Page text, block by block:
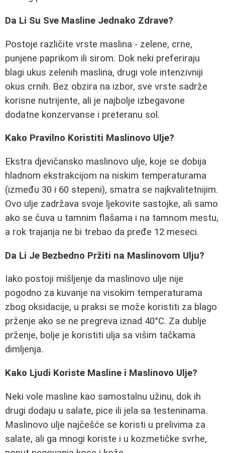
Da Li Su Sve Masline Jednako Zdrave?
Postoje različite vrste maslina - zelene, crne,
punjene paprikom ili sirom. Dok neki preferiraju
blagi ukus zelenih maslina, drugi vole intenzivniji
okus crnih. Bez obzira na izbor, sve vrste sadrže
korisne nutrijente, ali je najbolje izbegavone
dodatne konzervanse i preteranu sol.
Kako Pravilno Koristiti Maslinovo Ulje?
Ekstra djevičansko maslinovo ulje, koje se dobija
hladnom ekstrakcijom na niskim temperaturama
(između 30 i 60 stepeni), smatra se najkvalitetnijim.
Ovo ulje zadržava svoje ljekovite sastojke, ali samo
ako se čuva u tamnim flašama i na tamnom mestu,
a rok trajanja ne bi trebao da pređe 12 meseci.
Da Li Je Bezbedno Pržiti na Maslinovom Ulju?
Iako postoji mišljenje da maslinovo ulje nije
pogodno za kuvanje na visokim temperaturama
zbog oksidacije, u praksi se može koristiti za blago
prženje ako se ne pregreva iznad 40°C. Za dublje
prženje, bolje je koristiti ulja sa višim tačkama
dimljenja.
Kako Ljudi Koriste Masline i Maslinovo Ulje?
Neki vole masline kao samostalnu užinu, dok ih
drugi dodaju u salate, pice ili jela sa testeninama.
Maslinovo ulje najčešće se koristi u prelivima za
salate, ali ga mnogi koriste i u kozmetičke svrhe,